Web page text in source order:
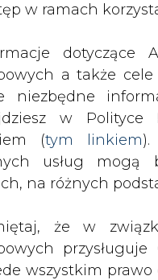
w ramach
dotyczące
a także
niezbędne
w Polityce
(tym linkiem
usług mogą
na różnych
że w
wszystkim prawo
walorów
sesji
Artykuł